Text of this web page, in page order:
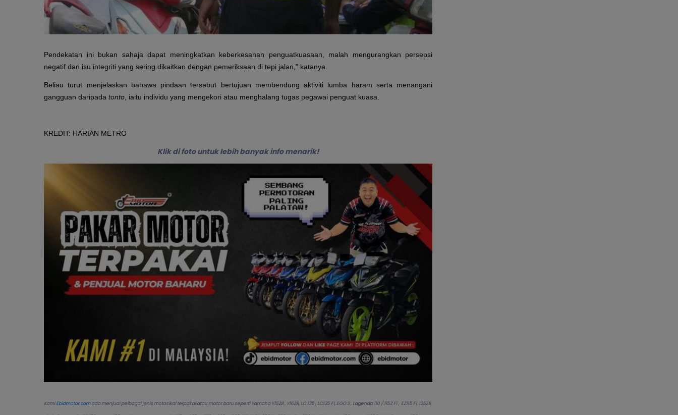
Pendekatan ini bukan sahaja dapat meningkatkan keberkesanan penguatkuasaan, malah mengurangkan persepsi
negatif dan isu integriti yang sering dikaitkan dengan pemeriksaan di tepi jalan,” katanya.
Beliau turut menjelaskan bahawa pindaan tersebut bertujuan membendung aktiviti lumba haram serta menangani
gangguan daripada tonto , iaitu individu yang mengekori atau menghalang tugas pegawai penguat kuasa.
KREDIT: HARIAN METRO
Klik di foto untuk lebih banyak info menarik!
KamiEbidmotor.comada menjual pelbagai jenis motosikal terpakai atau motor baru seperti Yamaha Y15ZR , Y16ZR, LC 135 , LC135 Fi, EGO S , Lagenda 110 / 115Z Fi , EZ115 Fi, 125ZR